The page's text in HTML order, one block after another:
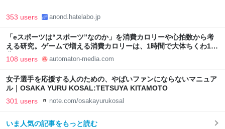
353 users anond.hatelabo.jp
「eスポーツは“スポーツ”なのか」を消費カロリーや心拍数から考
える研究。ゲームで増える消費カロリーは、1時間で大体ちくわ1本
分 - AUTOMATON
108 users automaton-media.com
女子選手を応援する人のための、やばいファンにならないマニュア
ル｜OSAKA YURU KOSAL:TETSUYA KITAMOTO
301 users note.com/osakayurukosal
いま人気の記事をもっと読む